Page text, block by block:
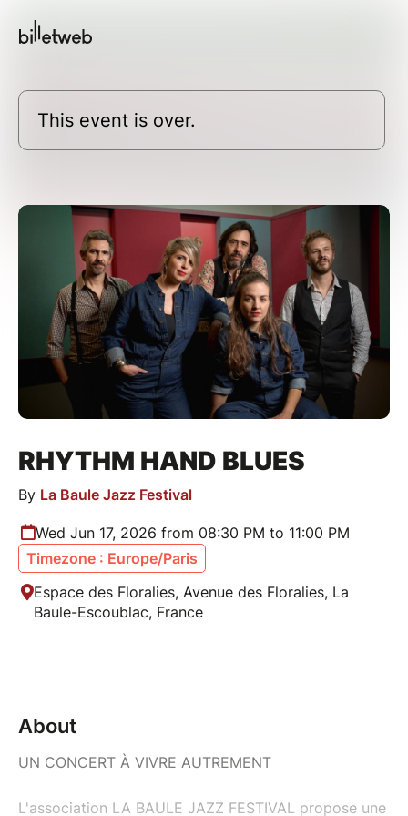
This event is over.
RHYTHM HAND BLUES
By La Baule Jazz Festival
Wed Jun 17, 2026 from 08:30 PM to 11:00 PM
Timezone : Europe/Paris
Espace des Floralies, Avenue des Floralies, La
Baule-Escoublac, France
About
UN CONCERT À VIVRE AUTREMENT
L'association LA BAULE JAZZ FESTIVAL propose une